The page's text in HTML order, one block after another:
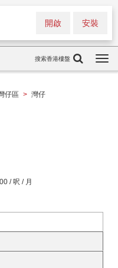
安裝
開啟
搜索香港樓盤
仔區 > 灣仔
/ 呎 / 月